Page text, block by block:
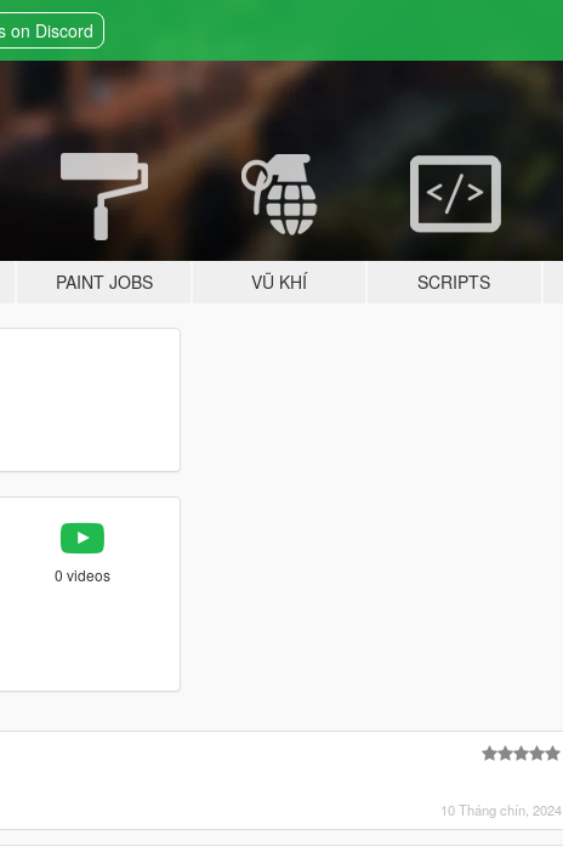
on Discord
PAINT JOBS VŨ KHÍ SCRIPTS
0 videos
10 Tháng chín, 2024